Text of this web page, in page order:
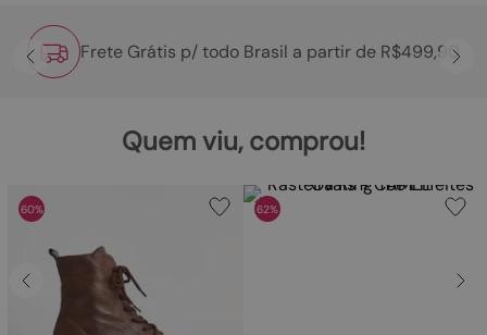
Frete Grátis p/ todo Brasil a partir de R$499,90
Quem viu, comprou!
60% 62%